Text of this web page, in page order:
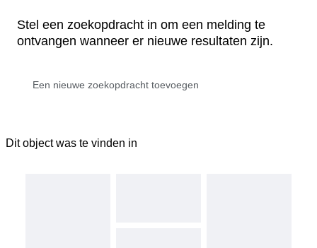
Stel een zoekopdracht in om een melding te
ontvangen wanneer er nieuwe resultaten zijn.
Dit object was te vinden in